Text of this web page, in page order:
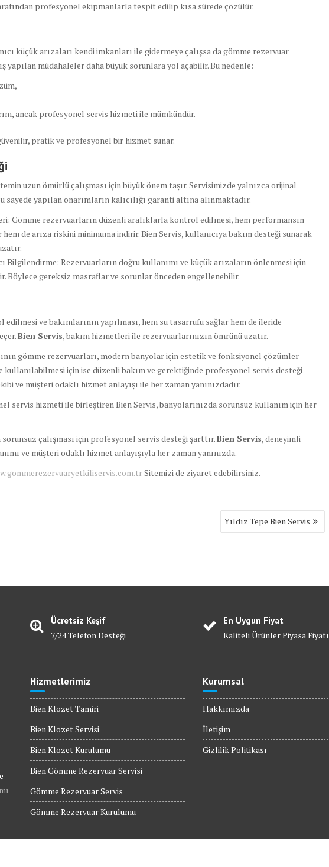
profesyonel ekipmanlarla tespit edilip kısa sürede çözülür.
küçük arızaları kendi imkanları ile gidermeye çalışsa da gömme rezervuar
yapılan müdahaleler daha büyük sorunlara yol açabilir. Bu nedenle:
ancak profesyonel servis hizmeti ile mümkündür.
pratik ve profesyonel bir hizmet sunar.
uzun ömürlü çalışması için büyük önem taşır. Servisimizde yalnızca orijinal
yapılan onarımların kalıcılığı garanti altına alınmaktadır.
Gömme rezervuarların düzenli aralıklarla kontrol edilmesi, hem performansın
de arıza riskini minimuma indirir. Bien Servis, kullanıcıya bakım desteği sunarak
Bilgilendirme: Rezervuarların doğru kullanımı ve küçük arızaların önlenmesi için
Böylece gereksiz masraflar ve sorunlar önceden engellenebilir.
ve bakımlarının yapılması, hem su tasarrufu sağlar hem de ileride
Bien Servis, bakım hizmetleri ile rezervuarlarınızın ömrünü uzatır.
gömme rezervuarları, modern banyolar için estetik ve fonksiyonel çözümler
kullanılabilmesi için ise düzenli bakım ve gerektiğinde profesyonel servis desteği
ve müşteri odaklı hizmet anlayışı ile her zaman yanınızdadır.
servis hizmeti ile birleştiren Bien Servis, banyolarınızda sorunsuz kullanım için her
çalışması için profesyonel servis desteği şarttır.Bien Servis, deneyimli
ve müşteri odaklı hizmet anlayışıyla her zaman yanınızda.
Sitemizi de ziyaret edebilirsiniz.
Yıldız Tepe Bien Servis
Ücretsiz Keşif
7/24 Telefon Desteği
En Uygun Fiyat
Kaliteli Ürünler Piyasa Fiyatı
Hizmetlerimiz
Bien Klozet Tamiri
Bien Klozet Servisi
Bien Klozet Kurulumu
Bien Gömme Rezervuar Servisi
Gömme Rezervuar Servis
Gömme Rezervuar Kurulumu
Kurumsal
Hakkımızda
İletişim
Gizlilik Politikası